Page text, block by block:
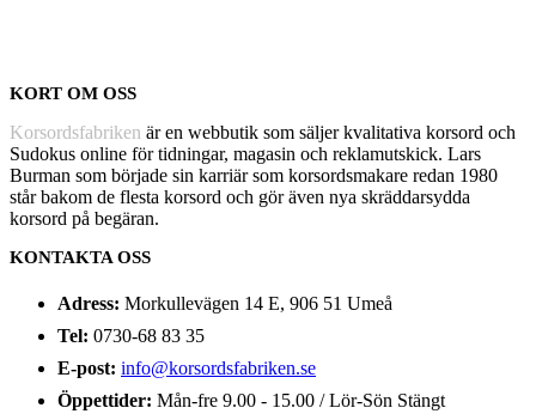
KORT OM OSS
Korsordsfabriken är en webbutik som säljer kvalitativa korsord och
Sudokus online för tidningar, magasin och reklamutskick. Lars
Burman som började sin karriär som korsordsmakare redan 1980
står bakom de flesta korsord och gör även nya skräddarsydda
korsord på begäran.
KONTAKTA OSS
Adress: Morkullevägen 14 E, 906 51 Umeå
Tel: 0730-68 83 35
E-post: info@korsordsfabriken.se
Öppettider: Mån-fre 9.00 - 15.00 / Lör-Sön Stängt